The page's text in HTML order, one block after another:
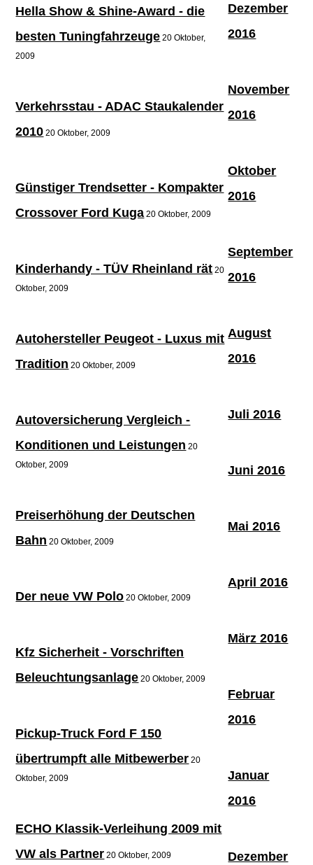
Hella Show & Shine-Award - die
besten Tuningfahrzeuge 20 Oktober,
2009
Verkehrsstau - ADAC Staukalender
2010 20 Oktober, 2009
Günstiger Trendsetter - Kompakter
Crossover Ford Kuga 20 Oktober, 2009
Kinderhandy - TÜV Rheinland rät 20
Oktober, 2009
Autohersteller Peugeot - Luxus mit
Tradition 20 Oktober, 2009
Autoversicherung Vergleich -
Konditionen und Leistungen 20
Oktober, 2009
Preiserhöhung der Deutschen
Bahn 20 Oktober, 2009
Der neue VW Polo 20 Oktober, 2009
Kfz Sicherheit - Vorschriften
Beleuchtungsanlage 20 Oktober, 2009
Pickup-Truck Ford F 150
übertrumpft alle Mitbewerber 20
Oktober, 2009
ECHO Klassik-Verleihung 2009 mit
VW als Partner 20 Oktober, 2009
Dezember
2016
November
2016
Oktober
2016
September
2016
August
2016
Juli 2016
Juni 2016
Mai 2016
April 2016
März 2016
Februar
2016
Januar
2016
Dezember